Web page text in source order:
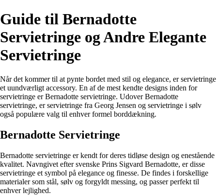
Guide til Bernadotte
Servietringe og Andre Elegante
Servietringe
Når det kommer til at pynte bordet med stil og elegance, er servietringe
et uundværligt accessory. En af de mest kendte designs inden for
servietringe er Bernadotte servietringe. Udover Bernadotte
servietringe, er servietringe fra Georg Jensen og servietringe i sølv
også populære valg til enhver formel borddækning.
Bernadotte Servietringe
Bernadotte servietringe er kendt for deres tidløse design og enestående
kvalitet. Navngivet efter svenske Prins Sigvard Bernadotte, er disse
servietringe et symbol på elegance og finesse. De findes i forskellige
materialer som stål, sølv og forgyldt messing, og passer perfekt til
enhver lejlighed.